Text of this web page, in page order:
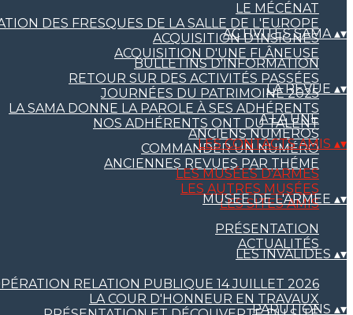
LE MÉCÉNAT
DES FRESQUES DE LA SALLE DE L'EUROPE
ACQUISITION D'INSIGNES
ACQUISITION D'UNE FLÂNEUSE
ACTIVITÉS SAMA▴▾
BULLETINS D'INFORMATION
RETOUR SUR DES ACTIVITÉS PASSÉES
JOURNÉES DU PATRIMOINE 2025
LA SAMA DONNE LA PAROLE À SES ADHÉRENTS
NOS ADHÉRENTS ONT DU TALENT
LA REVUE ▴▾
A LA UNE
ANCIENS NUMÉROS
COMMANDER UN NUMÉRO
ANCIENNES REVUES PAR THÉME
LES CONTACTS AMIS ▴▾
LES MUSÉES D'ARMES
LES AUTRES MUSÉES
LES SITES AMIS
MUSEE DE L'ARMEE ▴▾
PRÉSENTATION
ACTUALITÉS
LES INVALIDES ▴▾
RELATION PUBLIQUE 14 JUILLET 2026
LA COUR D'HONNEUR EN TRAVAUX
PARUTIONS ▴▾